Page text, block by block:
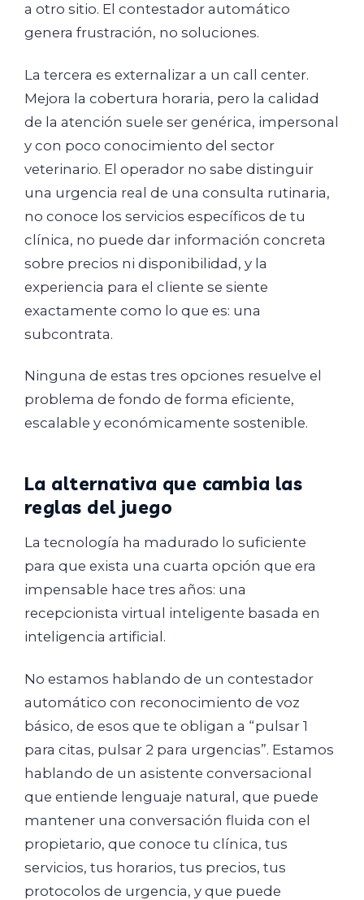
a otro sitio. El contestador automático
genera frustración, no soluciones.
La tercera es externalizar a un call center.
Mejora la cobertura horaria, pero la calidad
de la atención suele ser genérica, impersonal
y con poco conocimiento del sector
veterinario. El operador no sabe distinguir
una urgencia real de una consulta rutinaria,
no conoce los servicios específicos de tu
clínica, no puede dar información concreta
sobre precios ni disponibilidad, y la
experiencia para el cliente se siente
exactamente como lo que es: una
subcontrata.
Ninguna de estas tres opciones resuelve el
problema de fondo de forma eficiente,
escalable y económicamente sostenible.
La alternativa que cambia las
reglas del juego
La tecnología ha madurado lo suficiente
para que exista una cuarta opción que era
impensable hace tres años: una
recepcionista virtual inteligente basada en
inteligencia artificial.
No estamos hablando de un contestador
automático con reconocimiento de voz
básico, de esos que te obligan a “pulsar 1
para citas, pulsar 2 para urgencias”. Estamos
hablando de un asistente conversacional
que entiende lenguaje natural, que puede
mantener una conversación fluida con el
propietario, que conoce tu clínica, tus
servicios, tus horarios, tus precios, tus
protocolos de urgencia, y que puede